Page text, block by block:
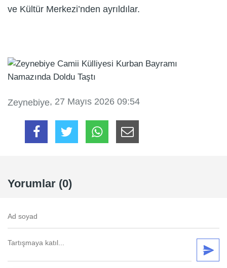
ve Kültür Merkezi’nden ayrıldılar.
Zeynebiye, 27 Mayıs 2026 09:54
Yorumlar (0)